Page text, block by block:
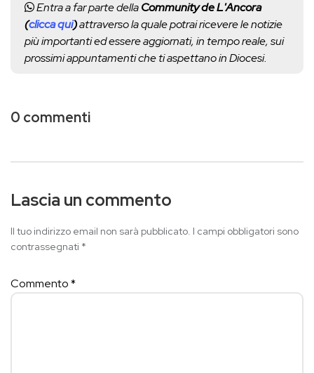
Entra a far parte dellaCommunity de L'Ancora
(clicca qui)attraverso la quale potrai ricevere le notizie
più importanti ed essere aggiornati, in tempo reale, sui
prossimi appuntamenti che ti aspettano in Diocesi.
0 commenti
Lascia un commento
Il tuo indirizzo email non sarà pubblicato. I campi obbligatori sono
contrassegnati *
Commento*